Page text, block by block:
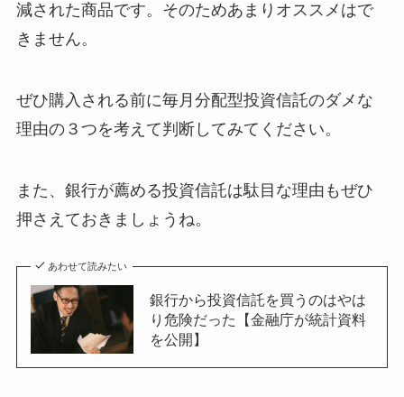
減された商品です。そのためあまりオススメはで
きません。
ぜひ購入される前に毎月分配型投資信託のダメな
理由の３つを考えて判断してみてください。
また、銀行が薦める投資信託は駄目な理由もぜひ
押さえておきましょうね。
あわせて読みたい
銀行から投資信託を買うのはやは
り危険だった【金融庁が統計資料
を公開】